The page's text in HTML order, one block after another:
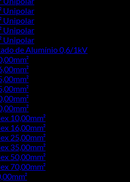
Unipolar
Unipolar
Unipolar
Unipolar
de Alumínio 0,6/1kV
10,00mm²
16,00mm²
25,00mm²
35,00mm²
50,00mm²
70,00mm²